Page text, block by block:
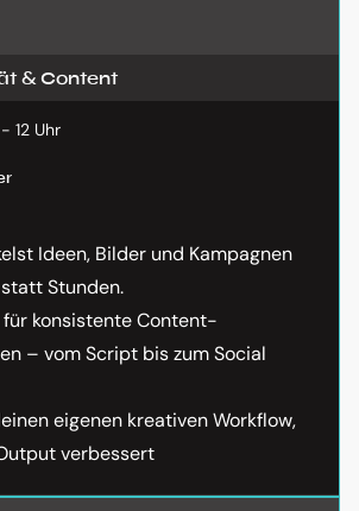
& Content
12 Uhr
Ideen, Bilder und Kampagnen
Stunden.
für konsistente Content-
– vom Script bis zum Social
eigenen kreativen Workflow,
verbessert